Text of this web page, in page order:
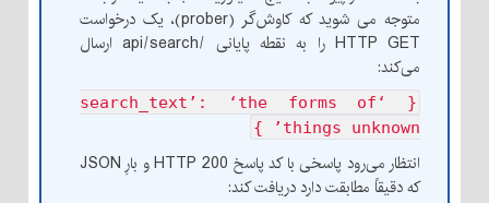
متوجه می شوید که کاوش‌گر (prober)، یک درخواست
HTTP GET را به نقطه پایانی /api/search ارسال
می‌کند:
{ ‘search_text’: ‘the forms of
things unknown’ }
انتظار می‌رود پاسخی با کد پاسخ HTTP 200 و بارِ JSON
که دقیقاً مطابقت دارد دریافت کند: